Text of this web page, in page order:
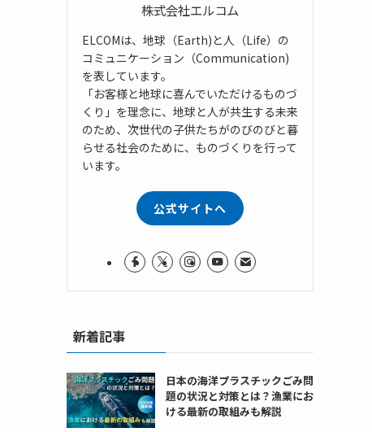
株式会社エルコム
ELCOMは、地球（Earth)と人（Life）の
コミュニケーション（Communication)
を表しています。
「お客様と地球に喜んでいただけるものづ
くり」を理念に、地球と人が共生する未来
のため、次世代の子供たちがのびのびと暮
らせる社会のために、ものづくりを行って
います。
公式サイトへ
新着記事
日本の海洋プラスチックごみ問
題の状況と対策とは？漁業にお
ける最新の取組みも解説